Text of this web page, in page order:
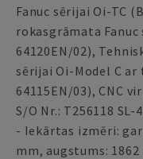
Fanuc sērijai Oi-TC
rokasgrāmata
64120EN/02),
sērijai Oi-Model C
64115EN/03), CNC
S/O Nr.: T256118 SL-
- Iekārtas izmēri:
mm, augstums: 1862